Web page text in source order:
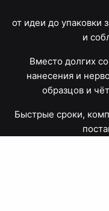
от идеи до упаковки
и
Вместо долгих
нанесения и
образцов и
Быстрые сроки,